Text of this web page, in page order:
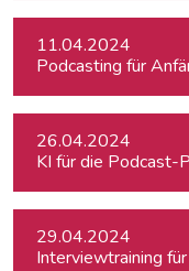
11.04.2024
Podcasting für
26.04.2024
KI für die Podcast-
29.04.2024
Interviewtraining